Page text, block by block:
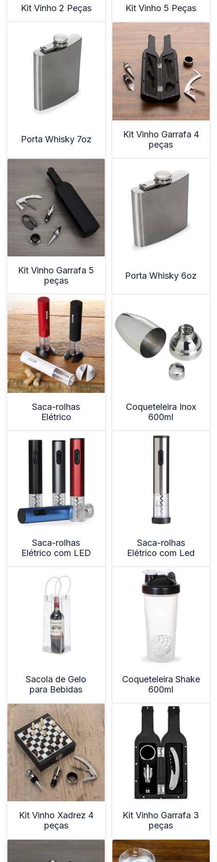
Kit Vinho 2 Peças Kit Vinho 5 Peças
Porta Whisky 7oz
Kit Vinho Garrafa 4
peças
Kit Vinho Garrafa 5
peças
Porta Whisky 6oz
Saca-rolhas
Elétrico
Coqueteleira Inox
600ml
Saca-rolhas
Elétrico com LED
Saca-rolhas
Elétrico com Led
Sacola de Gelo
para Bebidas
Coqueteleira Shake
600ml
Kit Vinho Xadrez 4
peças
Kit Vinho Garrafa 3
peças